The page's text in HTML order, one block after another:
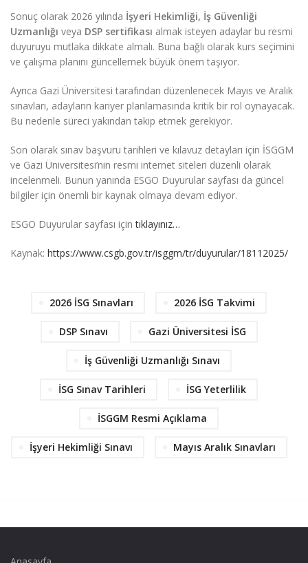
Sonuç olarak 2026 yılında İşyeri Hekimliği, İş Güvenliği
Uzmanlığı veya DSP sertifikası almak isteyen adaylar bu resmi
duyuruyu mutlaka dikkate almalı. Buna bağlı olarak kurs seçimini
ve çalışma planını güncellemek büyük önem taşıyor.
Ayrıca Gazi Üniversitesi tarafından düzenlenecek Mayıs ve Aralık
sınavları, adayların kariyer planlamasında kritik bir rol oynayacak.
Bu nedenle süreci yakından takip etmek gerekiyor.
Son olarak sınav başvuru tarihleri ve kılavuz detayları için İSGGM
ve Gazi Üniversitesi’nin resmi internet siteleri düzenli olarak
incelenmeli. Bunun yanında ESGO Duyurular sayfası da güncel
bilgiler için önemli bir kaynak olmaya devam ediyor.
ESGO Duyurular sayfası içintıklayınız…
Kaynak: https://www.csgb.gov.tr/isggm/tr/duyurular/18112025/
2026 İSG Sınavları 2026 İSG Takvimi
DSP Sınavı Gazi Üniversitesi İSG
İş Güvenliği Uzmanlığı Sınavı
İSG Sınav Tarihleri İSG Yeterlilik
İSGGM Resmi Açıklama
İşyeri Hekimliği Sınavı Mayıs Aralık Sınavları